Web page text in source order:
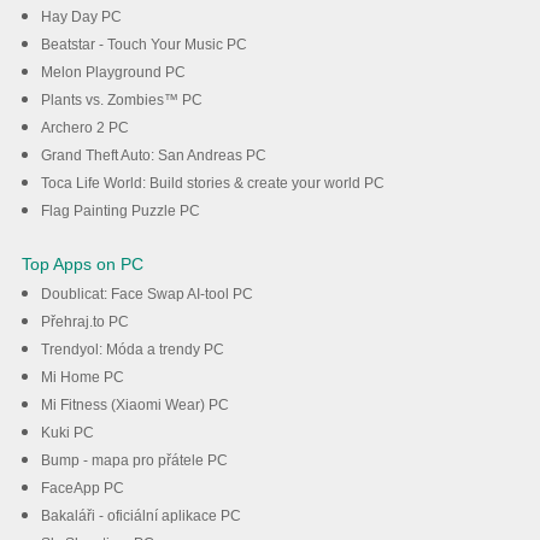
Hay Day PC
Beatstar - Touch Your Music PC
Melon Playground PC
Plants vs. Zombies™ PC
Archero 2 PC
Grand Theft Auto: San Andreas PC
Toca Life World: Build stories & create your world PC
Flag Painting Puzzle PC
Top Apps on PC
Doublicat: Face Swap AI-tool PC
Přehraj.to PC
Trendyol: Móda a trendy PC
Mi Home PC
Mi Fitness (Xiaomi Wear) PC
Kuki PC
Bump - mapa pro přátele PC
FaceApp PC
Bakaláři - oficiální aplikace PC